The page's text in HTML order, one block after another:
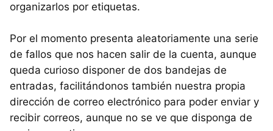
organizarlos por etiquetas.
Por el momento presenta aleatoriamente una serie
de fallos que nos hacen salir de la cuenta, aunque
queda curioso disponer de dos bandejas de
entradas, facilitándonos también nuestra propia
dirección de correo electrónico para poder enviar y
recibir correos, aunque no se ve que disponga de